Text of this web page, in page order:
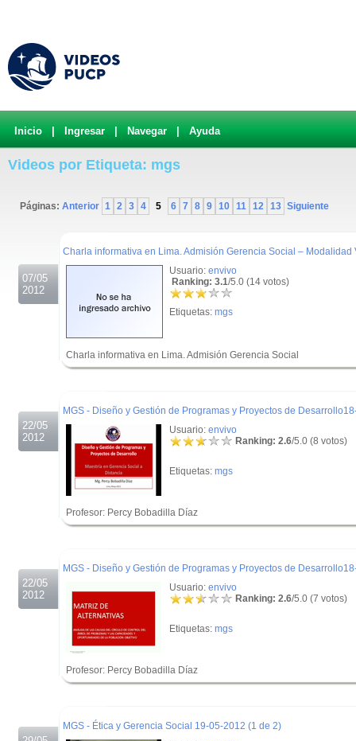
Inicio Ingresar Navegar Ayuda
Videos por Etiqueta: mgs
Páginas: Anterior 1 2 3 4 5 6 7 8 9 10 11 12 13 Siguiente
07/05
2012
Charla informativa en Lima. Admisión Gerencia Social – Modalidad
Usuario: envivo
Ranking: 3.1/5.0 (14 votos)
Etiquetas: mgs
Charla informativa en Lima. Admisión Gerencia Social
22/05
2012
MGS - Diseño y Gestión de Programas y Proyectos de
Usuario: envivo
Ranking: 2.6/5.0 (8 votos)
Etiquetas: mgs
Profesor: Percy Bobadilla Díaz
22/05
2012
MGS - Diseño y Gestión de Programas y Proyectos de
Usuario: envivo
Ranking: 2.6/5.0 (7 votos)
Etiquetas: mgs
Profesor: Percy Bobadilla Díaz
MGS - Ética y Gerencia Social 19-05-2012 (1 de 2)